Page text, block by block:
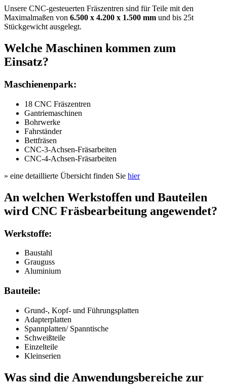
Unsere CNC-gesteuerten Fräszentren sind für Teile mit den
Maximalmaßen von 6.500 x 4.200 x 1.500 mm und bis 25t
Stückgewicht ausgelegt.
Welche Maschinen kommen zum
Einsatz?
Maschienenpark:
18 CNC Fräszentren
Gantriemaschinen
Bohrwerke
Fahrständer
Bettfräsen
CNC-3-Achsen-Fräsarbeiten
CNC-4-Achsen-Fräsarbeiten
» eine detaillierte Übersicht finden Sie hier
An welchen Werkstoffen und Bauteilen
wird CNC Fräsbearbeitung angewendet?
Werkstoffe:
Baustahl
Grauguss
Aluminium
Bauteile:
Grund-, Kopf- und Führungsplatten
Adapterplatten
Spannplatten/ Spanntische
Schweißteile
Einzelteile
Kleinserien
Was sind die Anwendungsbereiche zur